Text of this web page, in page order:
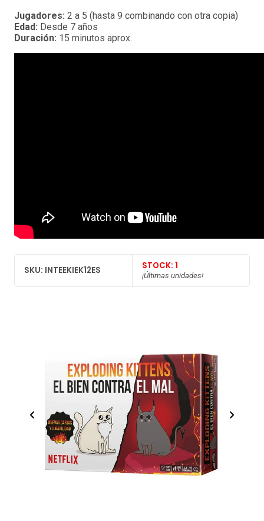
Jugadores: 2 a 5 (hasta 9 combinando con otra copia)
Edad: Desde 7 años
Duración: 15 minutos aprox.
SKU: INTEEKIEK12ES STOCK: 1
¡Últimas unidades!